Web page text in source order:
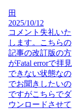
田
2025/10/12
コメント失礼いた
します。こちらの
記事の改訂版の方
がFatal errorで拝見
できない状態なの
でお聞きしたいの
ですがこちらでダ
ウンロードさせて